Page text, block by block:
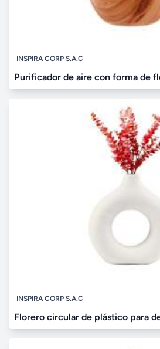
INSPIRA CORP S.A.C
Purificador de aire con forma de
INSPIRA CORP S.A.C
Florero circular de plástico para